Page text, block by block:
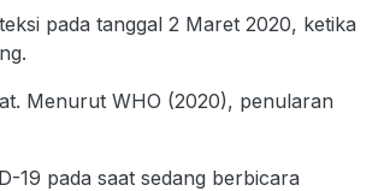
pada tanggal 2 Maret 2020, ketika
Menurut WHO (2020), penularan
19 pada saat sedang berbicara